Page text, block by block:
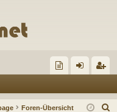
un m ist
Foren-Übersicht